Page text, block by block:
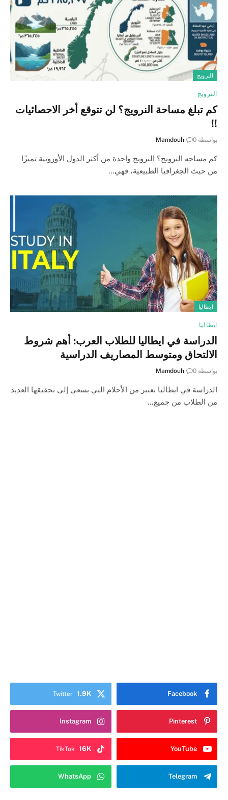
النرويج
النرويج
كم تبلغ مساحة النرويج؟ لن تتوقع أخر الاحصائيات
!!
بواسطة Mamdouh 0
كم مساحه النرويج؟ النرويج واحدة من أكثر الدول الأوروبية تميزًا
من حيث الجغرافيا الطبيعية، فهي…
ايطاليا
ايطاليا
الدراسة في ايطاليا للطلاب العرب: أهم شروط
الالتحاق ومتوسط المصاريف الدراسية
بواسطة Mamdouh 0
الدراسة في ايطاليا تعتبر من الأحلام التي يسعى إلى تحقيقها العديد
من الطلاب من جميع…
Facebook
Twitter 1.9K
Pinterest
Instagram
YouTube
TikTok 16K
Telegram
WhatsApp